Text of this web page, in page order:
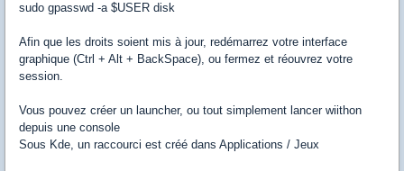
sudo gpasswd -a $USER disk
Afin que les droits soient mis à jour, redémarrez votre interface
graphique (Ctrl + Alt + BackSpace), ou fermez et réouvrez votre
session.
Vous pouvez créer un launcher, ou tout simplement lancer wiithon
depuis une console
Sous Kde, un raccourci est créé dans Applications / Jeux